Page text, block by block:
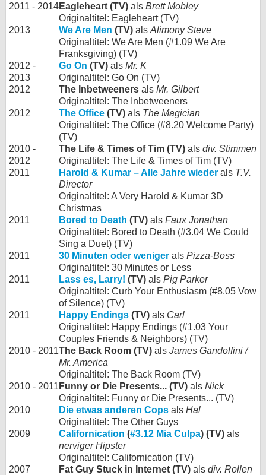
2011 - 2014Eagleheart (TV) als Brett Mobley
Originaltitel: Eagleheart (TV)
2013
We Are Men (TV) als Alimony Steve
Originaltitel: We Are Men (#1.09 We Are
Franksgiving) (TV)
2012 -
2013
Go On (TV) als Mr. K
Originaltitel: Go On (TV)
2012
The Inbetweeners als Mr. Gilbert
Originaltitel: The Inbetweeners
2012
The Office (TV) als The Magician
Originaltitel: The Office (#8.20 Welcome Party)
(TV)
2010 -
2012
The Life & Times of Tim (TV) als div. Stimmen
Originaltitel: The Life & Times of Tim (TV)
2011
Harold & Kumar – Alle Jahre wieder als T.V.
Director
Originaltitel: A Very Harold & Kumar 3D
Christmas
2011
Bored to Death (TV) als Faux Jonathan
Originaltitel: Bored to Death (#3.04 We Could
Sing a Duet) (TV)
2011
30 Minuten oder weniger als Pizza-Boss
Originaltitel: 30 Minutes or Less
2011
Lass es, Larry! (TV) als Pig Parker
Originaltitel: Curb Your Enthusiasm (#8.05 Vow
of Silence) (TV)
2011
Happy Endings (TV) als Carl
Originaltitel: Happy Endings (#1.03 Your
Couples Friends & Neighbors) (TV)
2010 - 2011The Back Room (TV) als James Gandolfini /
Mr. America
Originaltitel: The Back Room (TV)
2010 - 2011 Funny or Die Presents... (TV) als Nick
Originaltitel: Funny or Die Presents... (TV)
2010
Die etwas anderen Cops als Hal
Originaltitel: The Other Guys
2009
Californication (#3.12 Mia Culpa) (TV) als
nerviger Hipster
Originaltitel: Californication (TV)
2007
Fat Guy Stuck in Internet (TV) als div. Rollen